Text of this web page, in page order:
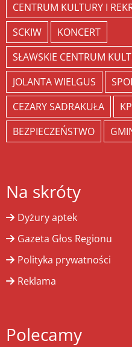
CENTRUM KULTURY I
SCKIW
KONCERT
SŁAWSKIE CENTRUM
JOLANTA WIELGUS
CEZARY SADRAKUŁA
BEZPIECZEŃSTWO
Na skróty
Dyżury aptek
Gazeta Głos Regionu
Polityka prywatności
Reklama
Polecamy